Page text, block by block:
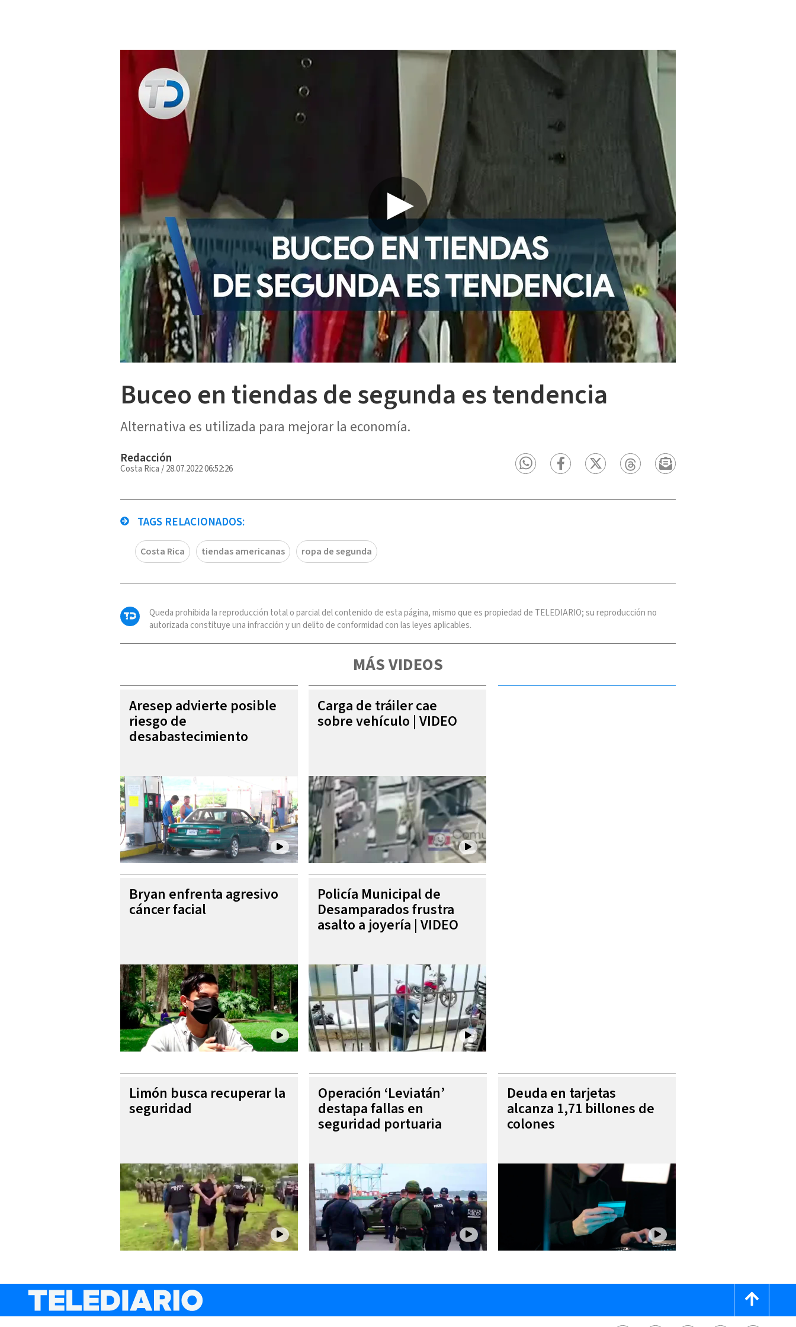
Buceo en tiendas de segunda es tendencia
Alternativa es utilizada para mejorar la economía.
Redacción
Costa Rica /28.07.2022 06:52:26
TAGS RELACIONADOS:
Costa Rica tiendas americanas ropa de segunda
Queda prohibida la reproducción total o parcial del contenido de esta página, mismo que es propiedad de TELEDIARIO; su reproducción no
autorizada constituye una infracción y un delito de conformidad con las leyes aplicables.
MÁS VIDEOS
Aresep advierte posible
riesgo de
desabastecimiento
Carga de tráiler cae
sobre vehículo | VIDEO
Bryan enfrenta agresivo
cáncer facial
Policía Municipal de
Desamparados frustra
asalto a joyería | VIDEO
Limón busca recuperar la
seguridad
Operación ‘Leviatán’
destapa fallas en
seguridad portuaria
Deuda en tarjetas
alcanza 1,71 billones de
colones